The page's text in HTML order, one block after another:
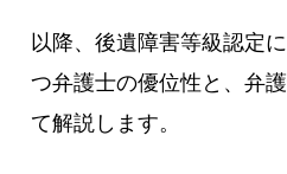
以降、後遺障害等級認定
つ弁護士の優位性と、弁
て解説します。